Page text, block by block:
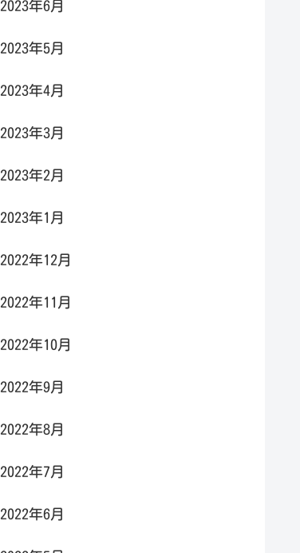
2023年6月
2023年5月
2023年4月
2023年3月
2023年2月
2023年1月
2022年12月
2022年11月
2022年10月
2022年9月
2022年8月
2022年7月
2022年6月